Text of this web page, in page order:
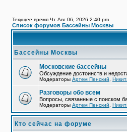
Текущее время Чт Авг 06, 2026 2:40 pm
Список форумов Бассейны Москвы
Бассейны Москвы
Московские бассейны
Обсуждение достоинств и
Модераторы Артем Пенский
Разговоры обо всем
Вопросы, связанные с поиском
Модераторы Артем Пенский
Кто сейчас на форуме